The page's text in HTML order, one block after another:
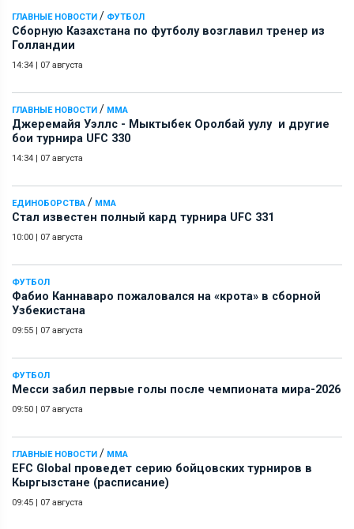
ГЛАВНЫЕ НОВОСТИ / ФУТБОЛ
Сборную Казахстана по футболу возглавил тренер из
Голландии
14:34 | 07 августа
ГЛАВНЫЕ НОВОСТИ / ММА
Джеремайя Уэллс - Мыктыбек Оролбай уулу и другие
бои турнира UFC 330
14:34 | 07 августа
ЕДИНОБОРСТВА / ММА
Стал известен полный кард турнира UFC 331
10:00 | 07 августа
ФУТБОЛ
Фабио Каннаваро пожаловался на «крота» в сборной
Узбекистана
09:55 | 07 августа
ФУТБОЛ
Месси забил первые голы после чемпионата мира-2026
09:50 | 07 августа
ГЛАВНЫЕ НОВОСТИ / ММА
EFC Global проведет серию бойцовских турниров в
Кыргызстане (расписание)
09:45 | 07 августа